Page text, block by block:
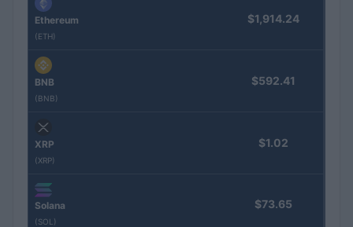
Ethereum
(ETH)
$1,914.24
BNB
(BNB)
$592.41
XRP
(XRP)
$1.02
Solana
(SOL)
$73.65